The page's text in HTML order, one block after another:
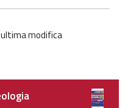
ultima modifica